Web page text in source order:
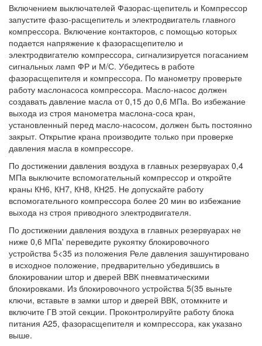
Включением выключателей Фазорас-щепитель и Компрессор
запустите фазо-расщепитель и электродвигатель главного
компрессора. Включение контакторов, с помощью которых
подается напряжение к фазорасщепителю и
электродвигателю компрессора, сигнализируется погасанием
сигнальных ламп ФР и М/С. Убедитесь в работе
фазорасщепителя и компрессора. По манометру проверьте
работу маслонасоса компрессора. Масло-насос должен
создавать давление масла от 0,15 до 0,6 МПа. Во избежание
выхода из строя манометра маслона-соса кран,
установленный перед масло-насосом, должен быть постоянно
закрыт. Открытие крана производите только при проверке
давления масла в компрессоре.
По достижении давления воздуха в главных резервуарах 0,4
МПа выключите вспомогательный компрессор и откройте
краны КН6, КН7, КН8, КН25. Не допускайте работу
вспомогательного компрессора более 20 мин во избежание
выхода нз строя приводного электродвигателя.
По достижении давления воздуха в главных резервуарах не
ниже 0,6 МПа' переведите рукоятку блокировочного
устройства 5<35 из положения Реле давления зашунтировано
в исходное положение, предварительно убедившись в
блокировании штор и дверей ВВК пневматическими
блокировками. Из блокировочного устройства 5(35 выньте
ключи, вставьте в замки штор и дверей ВВК, отомкните и
включите ГВ этой секции. Проконтролируйте работу блока
питания А25, фазорасщепителя и компрессора, как указано
выше.